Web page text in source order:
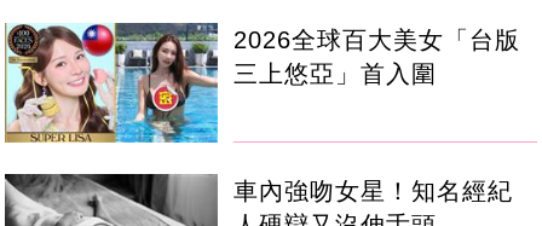
2026全球百大美女「台版
三上悠亞」首入圍
車內強吻女星！知名經紀